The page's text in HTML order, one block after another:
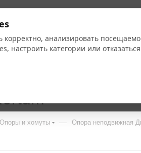
Бренды
Опоры и хомуты — Опора неподвижная
корректно, анализировать
настроить категории или